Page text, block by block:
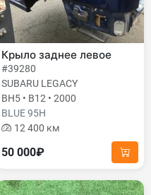
Крыло заднее левое
#39280
SUBARU LEGACY
BH5 • B12 • 2000
BLUE 95H
12 400 км
50 000₽